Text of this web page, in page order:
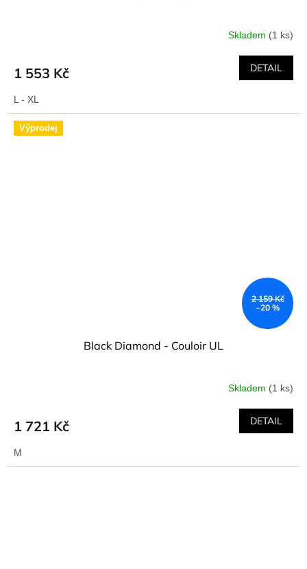
Skladem (1 ks)
1 553 Kč DETAIL
L - XL
Výprodej
2 159 Kč
–20 %
Black Diamond - Couloir UL
Skladem (1 ks)
1 721 Kč DETAIL
M